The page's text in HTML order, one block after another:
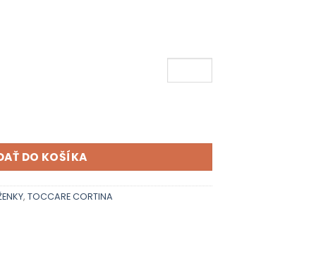
- 03
DO KOŠÍKA
, TOCCARE CORTINA